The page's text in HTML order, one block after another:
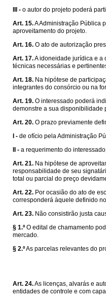
III - o autor do projeto poderá
Art. 15.A Administração Pública
aproveitamento do projeto.
Art. 16. O ato de autorização
Art. 17.A idoneidade jurídica e a
técnicas necessárias e
Art. 18. Na hipótese de
integrantes do consórcio ou na
Art. 19. O interessado poderá
demonstre a sua disponibilidade
Art. 20. O prazo previamente
I - de ofício pela Administração
II - a requerimento do
Art. 21. Na hipótese de
responsabilidade de seu
total ou parcial do preço
Art. 22. Por ocasião do ato de
corresponderá àquele definido
Art. 23. Não consistirão justa
§ 1.º O edital de chamamento
mercado.
§ 2.ºAs parcelas relevantes do
Art. 24.As licenças, alvarás e
entidades de controle e com